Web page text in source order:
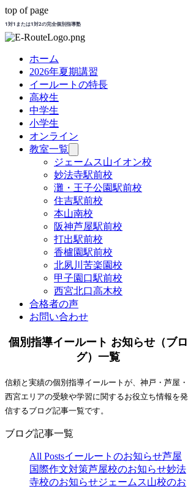
top of page
1対1または1対2の完全個別指導塾
ホーム
2026年夏期講習
イールートの特長
高校生
中学生
小学生
オンライン
教室一覧
ジェームス山イオン校
妙法寺駅前校
灘・王子公園駅前校
住吉駅前校
本山南校
阪神芦屋駅前校
打出駅前校
香櫨園駅前校
北夙川苦楽園校
甲子園口駅前校
西宮北口高木校
合格者の声
お問い合わせ
個別指導イールート お知らせ（ブロ
グ）一覧
信頼と実績の個別指導イールートが、神戸・芦屋・
西宮エリアの受験や学習に関するお役立ち情報を発
信するブログ記事一覧です。
ブログ記事一覧
All Postsイールートのお知らせ芦屋
国際作文対策芦屋校のお知らせ妙法
寺校のお知らせジェームス山校のお